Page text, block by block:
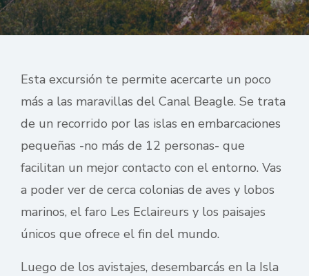
Esta excursión te permite acercarte un poco
más a las maravillas del Canal Beagle. Se trata
de un recorrido por las islas en embarcaciones
pequeñas -no más de 12 personas- que
facilitan un mejor contacto con el entorno. Vas
a poder ver de cerca colonias de aves y lobos
marinos, el faro Les Eclaireurs y los paisajes
únicos que ofrece el fin del mundo.
Luego de los avistajes, desembarcás en la Isla